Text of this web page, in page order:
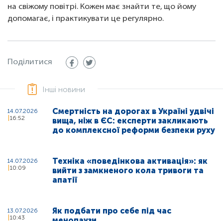
на свіжому повітрі. Кожен має знайти те, що йому
допомагає, і практикувати це регулярно.
Поділитися
Інші новини
14.07.2026
16:52
Смертність на дорогах в Україні удвічі
вища, ніж в ЄС: експерти закликають
до комплексної реформи безпеки руху
14.07.2026
10:09
Техніка «поведінкова активація»: як
вийти з замкненого кола тривоги та
апатії
13.07.2026
10:43
Як подбати про себе під час